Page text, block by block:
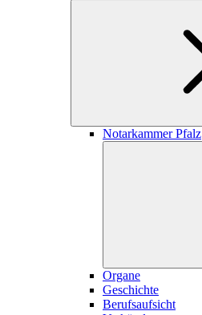
Notarkammer Pfalz
Organe
Geschichte
Berufsaufsicht